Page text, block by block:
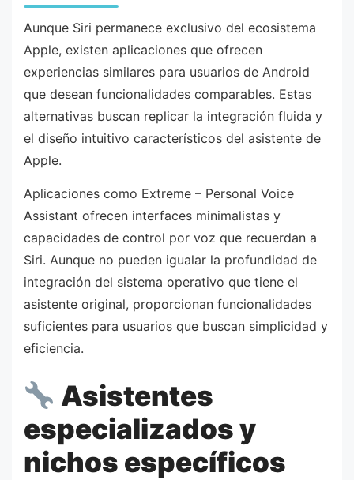
Aunque Siri permanece exclusivo del ecosistema
Apple, existen aplicaciones que ofrecen
experiencias similares para usuarios de Android
que desean funcionalidades comparables. Estas
alternativas buscan replicar la integración fluida y
el diseño intuitivo característicos del asistente de
Apple.
Aplicaciones como Extreme – Personal Voice
Assistant ofrecen interfaces minimalistas y
capacidades de control por voz que recuerdan a
Siri. Aunque no pueden igualar la profundidad de
integración del sistema operativo que tiene el
asistente original, proporcionan funcionalidades
suficientes para usuarios que buscan simplicidad y
eficiencia.
Asistentes
especializados y
nichos específicos